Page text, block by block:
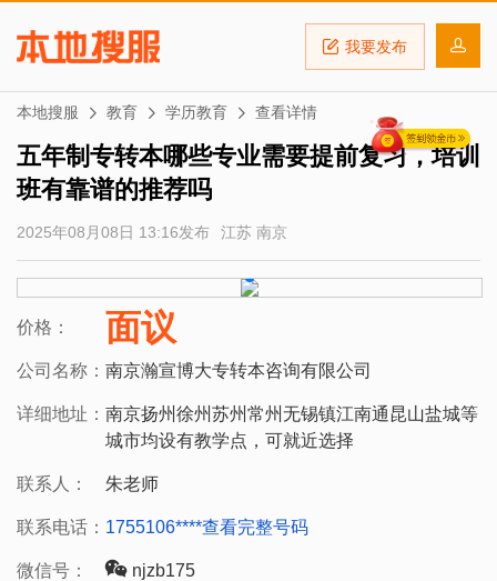
我要发布
本地搜服 教育 学历教育 查看详情
五年制专转本哪些专业需要提前复习，培训
班有靠谱的推荐吗
2025年08月08日 13:16发布 江苏 南京
价格： 面议
公司名称： 南京瀚宣博大专转本咨询有限公司
详细地址： 南京扬州徐州苏州常州无锡镇江南通昆山盐城等
城市均设有教学点，可就近选择
联系人： 朱老师
联系电话： 1755106****查看完整号码
微信号： njzb175